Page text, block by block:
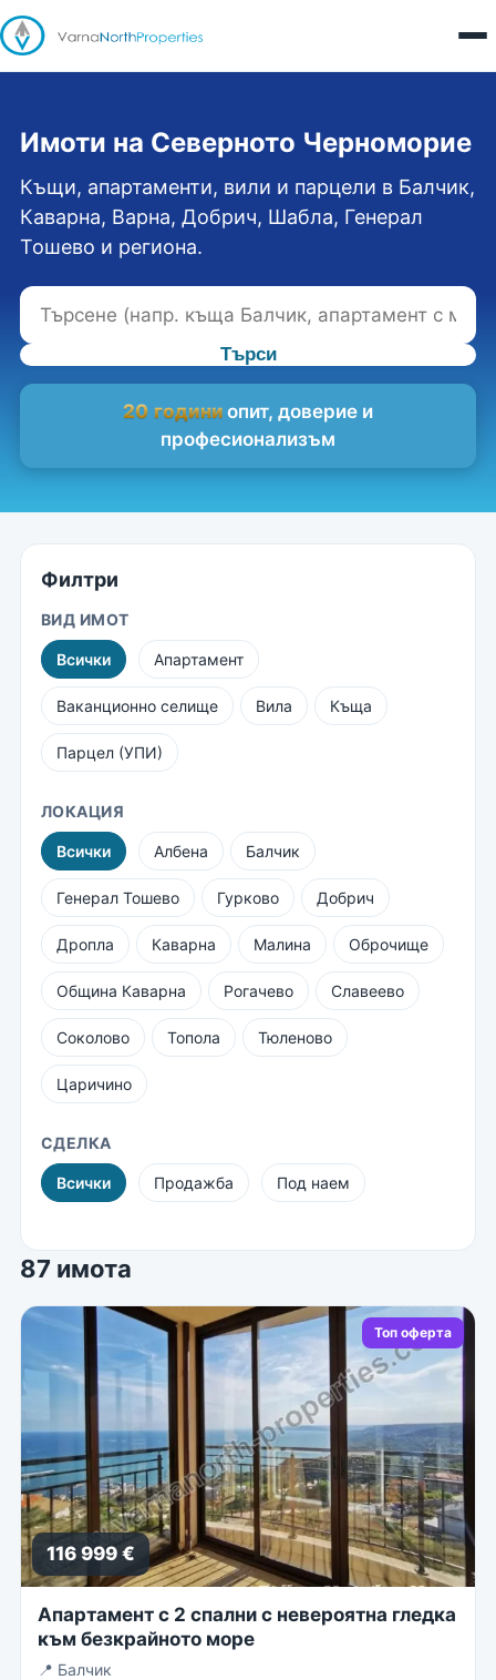
Имоти на Северното Черноморие
Къщи, апартаменти, вили и парцели в Балчик,
Каварна, Варна, Добрич, Шабла, Генерал
Тошево и региона.
Търси
20 години опит, доверие и
професионализъм
Филтри
ВИД ИМОТ
Всички Апартамент
Ваканционно селище Вила Къща
Парцел (УПИ)
ЛОКАЦИЯ
Всички Албена Балчик
Генерал Тошево Гурково Добрич
Дропла Каварна Малина Оброчище
Община Каварна Рогачево Славеево
Соколово Топола Тюленово
Царичино
СДЕЛКА
Всички Продажба Под наем
87 имота
Топ оферта
116 999 €
Апартамент с 2 спални с невероятна гледка
към безкрайното море
📍 Балчик